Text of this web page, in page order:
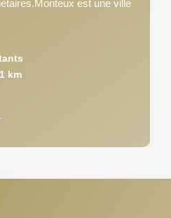
est une ville
km